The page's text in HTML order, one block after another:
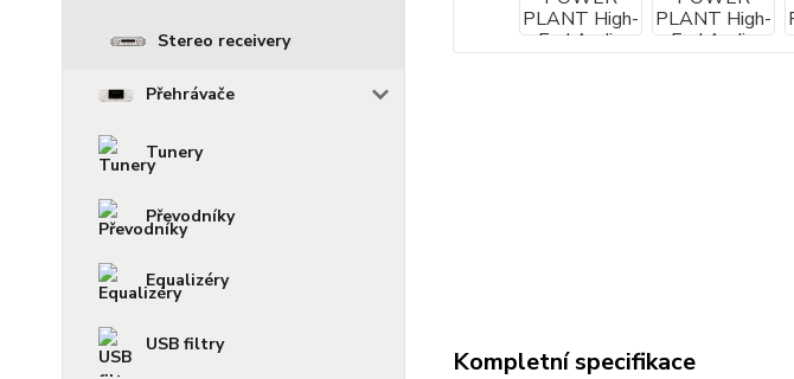
Stereo receivery
Přehrávače
Tunery
Převodníky
Equalizéry
USB filtry
Kompletní specifikace